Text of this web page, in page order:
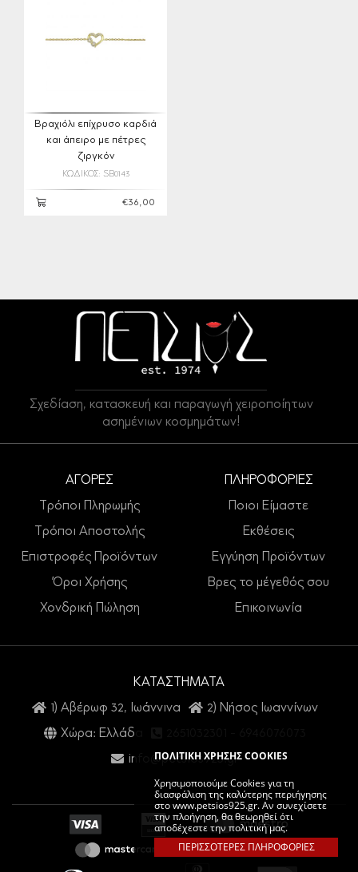
ΠΟΛΙΤΙΚΗ ΧΡΗΣΗΣ COOKIES
Χρησιμοποιούμε Cookies για τη
διασφάλιση της καλύτερης περιήγησης
στο www.petsios925.gr. Αν συνεχίσετε
την πλοήγηση, θα θεωρηθεί ότι
αποδέχεστε την πολιτική μας.
ΠΕΡΙΣΣΟΤΕΡΕΣ ΠΛΗΡΟΦΟΡΙΕΣ
Βραχιόλι επίχρυσο καρδιά
και άπειρο με πέτρες
ζιργκόν
ΚΩΔΙΚΟΣ: SB0143
€36,00
Σχεδίαση, κατασκευή και παραγωγή χειροποίητων
ασημένιων κοσμημάτων!
ΑΓΟΡΕΣ
Τρόποι Πληρωμής
Τρόποι Αποστολής
Επιστροφές Προϊόντων
Όροι Χρήσης
Χονδρική Πώληση
ΠΛΗΡΟΦΟΡΙΕΣ
Ποιοι Είμαστε
Εκθέσεις
Εγγύηση Προϊόντων
Βρες το μέγεθός σου
Επικοινωνία
ΚΑΤΑΣΤΗΜΑΤΑ
1) Αβέρωφ 32, Ιωάννινα
2) Νήσος Ιωαννίνων
Χώρα: Ελλάδα
info@petsios925.gr